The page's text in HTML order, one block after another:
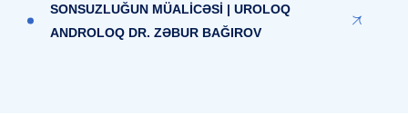
SONSUZLUĞUN MÜALİCƏSİ | UROLOQ
ANDROLOQ DR. ZƏBUR BAĞIROV